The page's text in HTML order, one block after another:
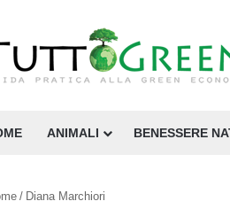
ANIMALI BENESSERE
/ Diana Marchiori